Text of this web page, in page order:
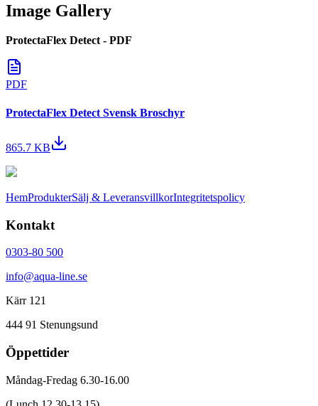
Image Gallery
ProtectaFlex Detect - PDF
PDF
ProtectaFlex Detect Svensk Broschyr
865.7 KB
HemProdukterSälj & LeveransvillkorIntegritetspolicy
Kontakt
0303-80 500
info@aqua-line.se
Kärr 121
444 91 Stenungsund
Öppettider
Måndag-Fredag 6.30-16.00